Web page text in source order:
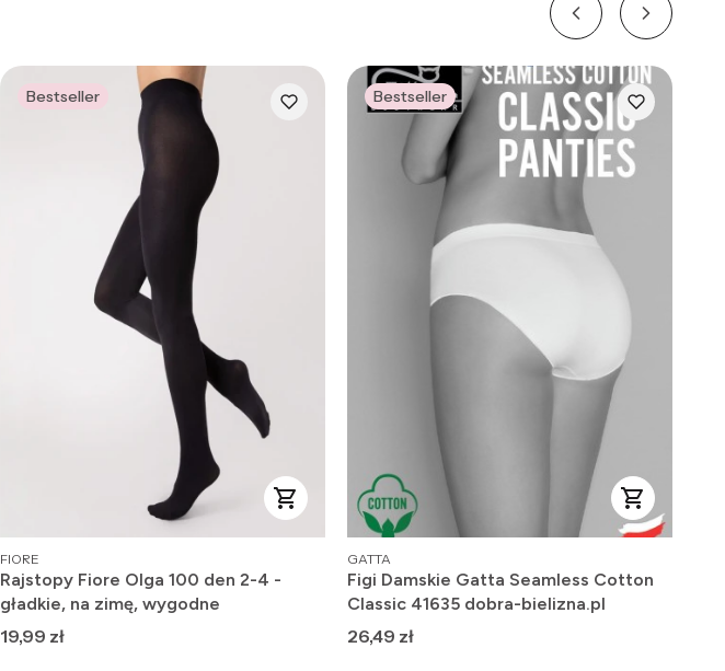
Bestseller
PRODUCENT
FIORE
Rajstopy Fiore Olga 100 den 2-4 -
gładkie, na zimę, wygodne
Cena
19,99 zł
Bestseller
PRODUCENT
GATTA
Figi Damskie Gatta Seamless Cotton
Classic 41635 dobra-bielizna.pl
Cena
26,49 zł